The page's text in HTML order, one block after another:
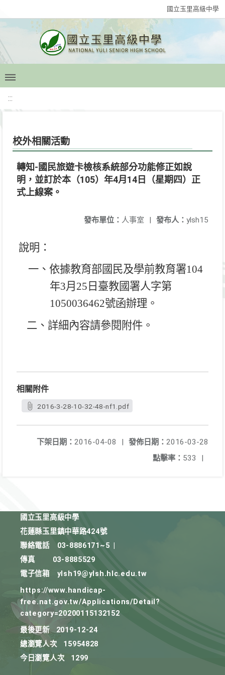
國立玉里高級中學
:::
校外相關活動
轉知-國民旅遊卡檢核系統部分功能修正如說
明，並訂於本（105）年4月14日（星期四）正
式上線案。
發布人： ylsh15
發布單位： 人事室 |
說明：
一、依據教育部國民及學前教育署104
年3月 25 日臺教國署人字第
1050036462號函辦理。
二、詳細內容請參閱附件。
相關附件
2016-3-28-10-32-48-nf1.pdf
發佈日期： 2016-03-28
下架日期： 2016-04-08
|
點擊率： 533 |
國立玉里高級中學
花蓮縣玉里鎮中華路424號
聯絡電話
03-8886171~5
傳真
03-8885529
電子信箱
ylsh19@ylsh.hlc.edu.tw
https://www.handicap-
free.nat.gov.tw/Applications/Detail?
category=20200115132152
最後更新
2019-12-24
總瀏覽人次
15954828
今日瀏覽人次
1299